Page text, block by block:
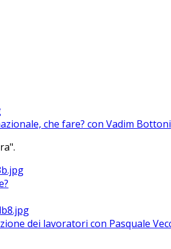
che fare? con Vadim Bottoni
dei lavoratori con Pasquale